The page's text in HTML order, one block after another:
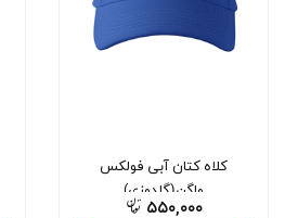
کلاه کتان آبی فولکس
واگن(گلدوزی)
۵۵۰,۰۰۰